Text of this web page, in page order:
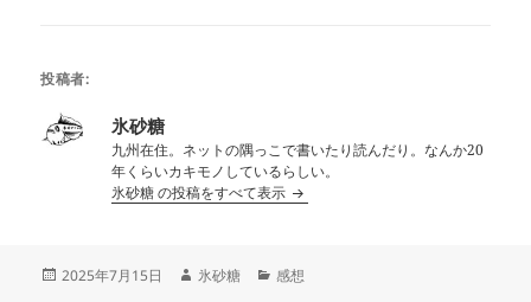
投稿者:
氷砂糖
九州在住。ネットの隅っこで書いたり読んだり。なんか20
年くらいカキモノしているらしい。
氷砂糖 の投稿をすべて表示
投
2025年7月15日
作
氷砂糖
カ
感想